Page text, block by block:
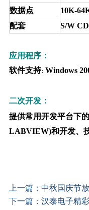
数据点
10K-
配套
S/W
应用程序：
软件支持: Windows
二次开发：
提供常用开发平台下
LABVIEW)和开发、
上一篇：中秋国庆节
下一篇：汉泰电子精